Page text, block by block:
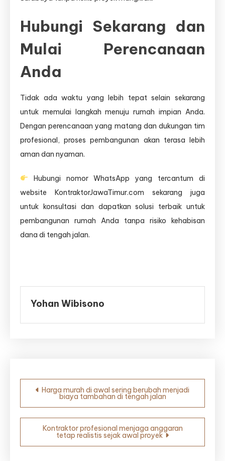
Hubungi Sekarang dan
Mulai Perencanaan
Anda
Tidak ada waktu yang lebih tepat selain sekarang
untuk memulai langkah menuju rumah impian Anda.
Dengan perencanaan yang matang dan dukungan tim
profesional, proses pembangunan akan terasa lebih
aman dan nyaman.
Hubungi nomor WhatsApp yang tercantum di
website KontraktorJawaTimur.com sekarang juga
untuk konsultasi dan dapatkan solusi terbaik untuk
pembangunan rumah Anda tanpa risiko kehabisan
dana di tengah jalan.
Yohan Wibisono
Navigasi
pos
Harga murah di awal sering berubah menjadi
biaya tambahan di tengah jalan
Kontraktor profesional menjaga anggaran
tetap realistis sejak awal proyek